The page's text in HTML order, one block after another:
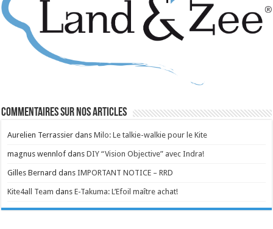
Commentaires sur nos articles
Aurelien Terrassier dansMilo: Le talkie-walkie pour le Kite
magnus wennlof dansDIY “Vision Objective” avec Indra!
Gilles Bernard dansIMPORTANT NOTICE – RRD
Kite4all Team dansE-Takuma: L’Efoil maître achat!